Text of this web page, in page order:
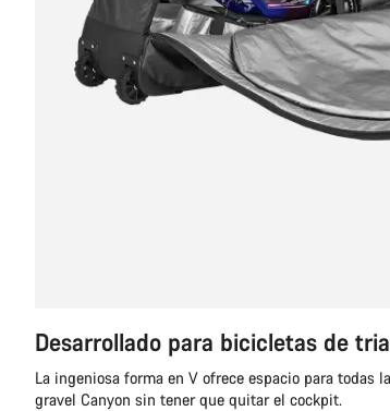
Desarrollado para bicicletas de
La ingeniosa forma en V ofrece espacio para todas
gravel Canyon sin tener que quitar el cockpit.